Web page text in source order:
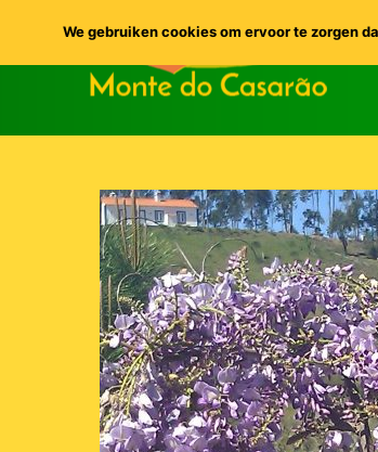
We gebruiken cookies om ervoor te zorgen